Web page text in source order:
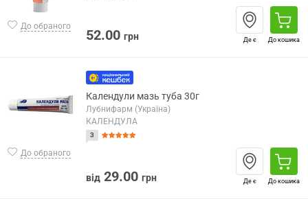
До обраного
52.00 грн Де є До кошика
До обраного
Календули мазь туба 30г
Лубнифарм (Україна)
КАЛЕНДУЛА
3
від 29.00 грн Де є До кошика